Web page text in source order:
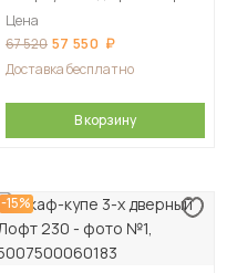
Цена
67 520 57 550
Доставка бесплатно
В корзину
-15%